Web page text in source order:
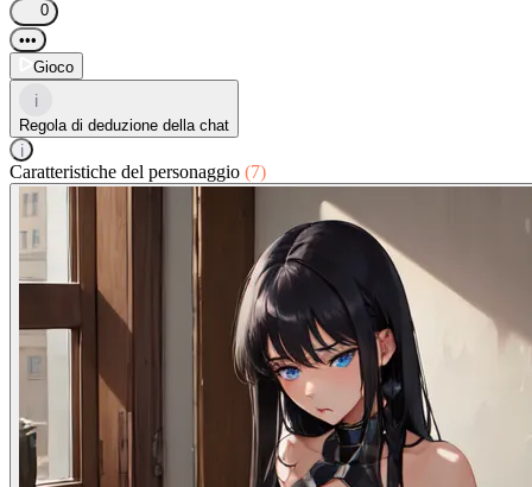
0
•••
Gioco
i
Regola di deduzione della chat
i
Caratteristiche del personaggio (7)